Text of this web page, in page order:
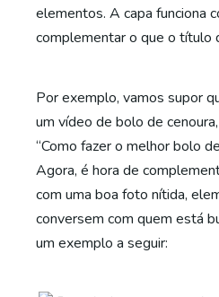
elementos. A capa funciona
complementar o que o título
Por exemplo, vamos supor
um vídeo de bolo de
“Como fazer o melhor bolo
Agora, é hora de
com uma boa foto nítida,
conversem com quem está
um exemplo a seguir: